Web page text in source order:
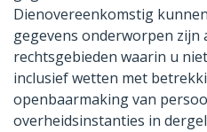
Dienovereenkomstig
gegevens onderworpen zijn
rechtsgebieden waarin u
inclusief wetten met
openbaarmaking van
overheidsinstanties in